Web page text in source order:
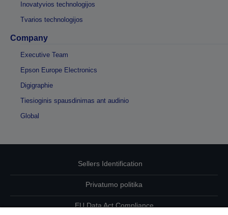
Inovatyvios technologijos
Tvarios technologijos
Company
Executive Team
Epson Europe Electronics
Digigraphie
Tiesioginis spausdinimas ant audinio
Global
Sellers Identification
Privatumo politika
EU Data Act Compliance